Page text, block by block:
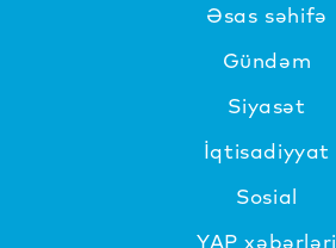
Əsas səhifə
Gündəm
Siyasət
İqtisadiyyat
Sosial
YAP xəbərləri